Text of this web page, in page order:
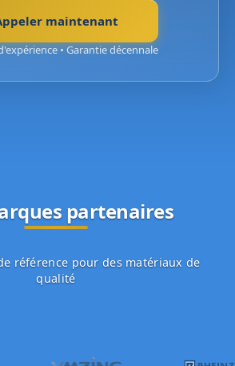
maintenant
• Garantie décennale
partenaires
référence pour des matériaux de
qualité